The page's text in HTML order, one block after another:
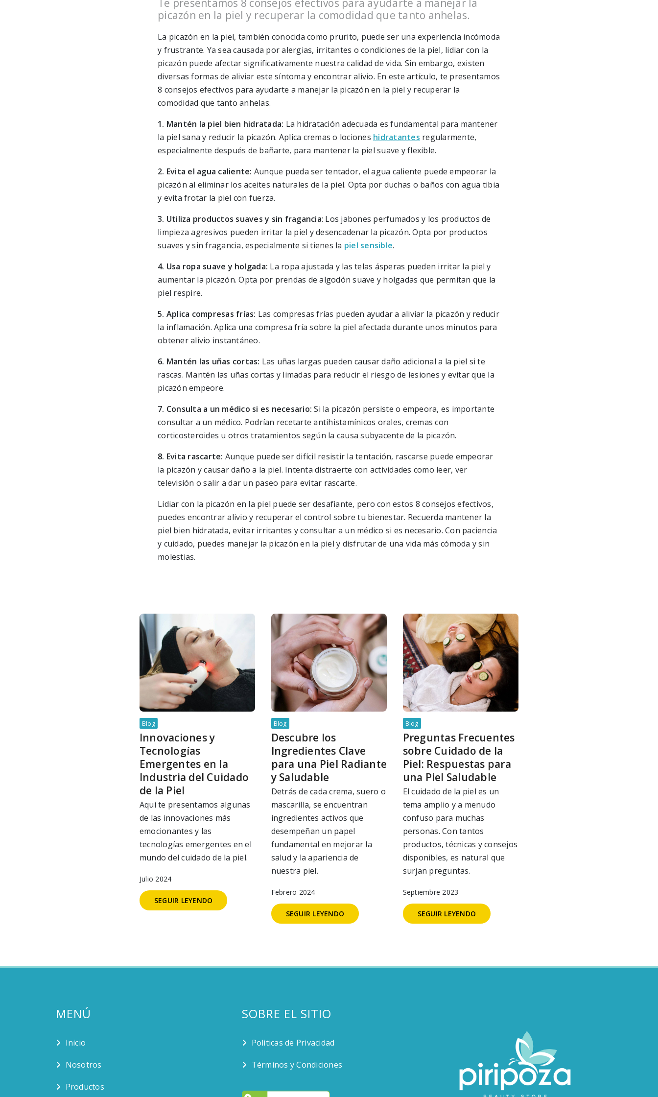
picazón en la piel y recuperar la comodidad que tanto anhelas.
La picazón en la piel, también conocida como prurito, puede ser una experiencia incómoda
y frustrante. Ya sea causada por alergias, irritantes o condiciones de la piel, lidiar con la
picazón puede afectar significativamente nuestra calidad de vida. Sin embargo, existen
diversas formas de aliviar este síntoma y encontrar alivio. En este artículo, te presentamos
8 consejos efectivos para ayudarte a manejar la picazón en la piel y recuperar la
comodidad que tanto anhelas.
1. Mantén la piel bien hidratada: La hidratación adecuada es fundamental para mantener
la piel sana y reducir la picazón. Aplica cremas o lociones hidratantes regularmente,
especialmente después de bañarte, para mantener la piel suave y flexible.
2. Evita el agua caliente: Aunque pueda ser tentador, el agua caliente puede empeorar la
picazón al eliminar los aceites naturales de la piel. Opta por duchas o baños con agua tibia
y evita frotar la piel con fuerza.
3. Utiliza productos suaves y sin fragancia: Los jabones perfumados y los productos de
limpieza agresivos pueden irritar la piel y desencadenar la picazón. Opta por productos
suaves y sin fragancia, especialmente si tienes la piel sensible.
4. Usa ropa suave y holgada: La ropa ajustada y las telas ásperas pueden irritar la piel y
aumentar la picazón. Opta por prendas de algodón suave y holgadas que permitan que la
piel respire.
5. Aplica compresas frías: Las compresas frías pueden ayudar a aliviar la picazón y reducir
la inflamación. Aplica una compresa fría sobre la piel afectada durante unos minutos para
obtener alivio instantáneo.
6. Mantén las uñas cortas: Las uñas largas pueden causar daño adicional a la piel si te
rascas. Mantén las uñas cortas y limadas para reducir el riesgo de lesiones y evitar que la
picazón empeore.
7. Consulta a un médico si es necesario: Si la picazón persiste o empeora, es importante
consultar a un médico. Podrían recetarte antihistamínicos orales, cremas con
corticosteroides u otros tratamientos según la causa subyacente de la picazón.
8. Evita rascarte: Aunque puede ser difícil resistir la tentación, rascarse puede empeorar
la picazón y causar daño a la piel. Intenta distraerte con actividades como leer, ver
televisión o salir a dar un paseo para evitar rascarte.
Lidiar con la picazón en la piel puede ser desafiante, pero con estos 8 consejos efectivos,
puedes encontrar alivio y recuperar el control sobre tu bienestar. Recuerda mantener la
piel bien hidratada, evitar irritantes y consultar a un médico si es necesario. Con paciencia
y cuidado, puedes manejar la picazón en la piel y disfrutar de una vida más cómoda y sin
molestias.
Blog
Innovaciones y
Tecnologías
Emergentes en la
Industria del Cuidado
de la Piel
Aquí te presentamos algunas
de las innovaciones más
emocionantes y las
tecnologías emergentes en el
mundo del cuidado de la piel.
Julio 2024
SEGUIR LEYENDO
Blog
Descubre los
Ingredientes Clave
para una Piel Radiante
y Saludable
Detrás de cada crema, suero o
mascarilla, se encuentran
ingredientes activos que
desempeñan un papel
fundamental en mejorar la
salud y la apariencia de
nuestra piel.
Febrero 2024
SEGUIR LEYENDO
Blog
Preguntas Frecuentes
sobre Cuidado de la
Piel: Respuestas para
una Piel Saludable
El cuidado de la piel es un
tema amplio y a menudo
confuso para muchas
personas. Con tantos
productos, técnicas y consejos
disponibles, es natural que
surjan preguntas.
Septiembre 2023
SEGUIR LEYENDO
MENÚ
Inicio
Nosotros
Productos
SOBRE EL SITIO
Politicas de Privacidad
Términos y Condiciones